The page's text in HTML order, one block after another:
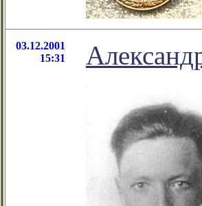
03.12.2001
15:31